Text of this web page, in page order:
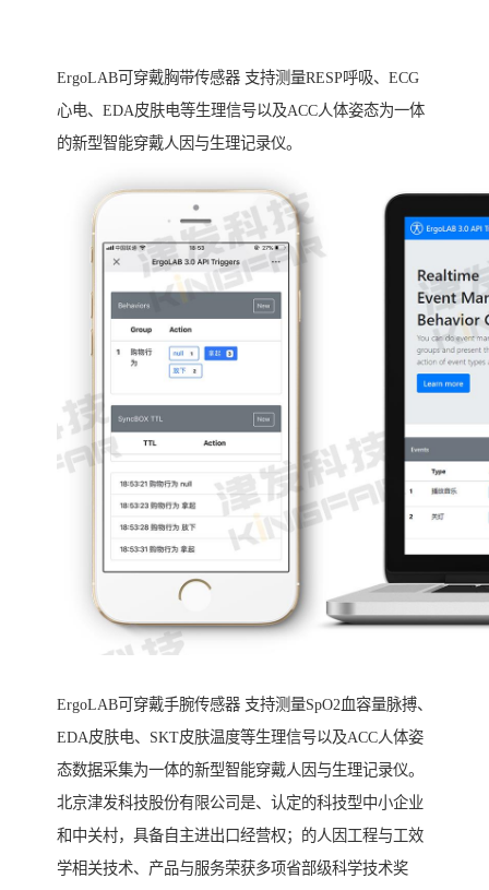
ErgoLAB可穿戴胸带传感器 支持测量RESP呼吸、ECG
心电、EDA皮肤电等生理信号以及ACC人体姿态为一体
的新型智能穿戴人因与生理记录仪。
ErgoLAB可穿戴手腕传感器 支持测量SpO2血容量脉搏、
EDA皮肤电、SKT皮肤温度等生理信号以及ACC人体姿
态数据采集为一体的新型智能穿戴人因与生理记录仪。
北京津发科技股份有限公司是、认定的科技型中小企业
和中关村，具备自主进出口经营权；的人因工程与工效
学相关技术、产品与服务荣获多项省部级科学技术奖